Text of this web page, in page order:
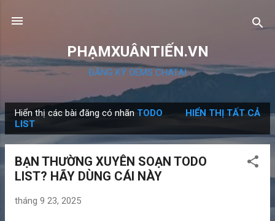
PHẠMXUÂNTIẾN.VN
ĐĂNG KÝ OEMS CHATAI
à
Hiển thị các bài đăng có nhãn TODO
LIST
HIỂN THỊ TẤT CẢ
BẠN THƯỜNG XUYÊN SOẠN TODO
LIST? HÃY DÙNG CÁI NÀY
tháng 9 23, 2025